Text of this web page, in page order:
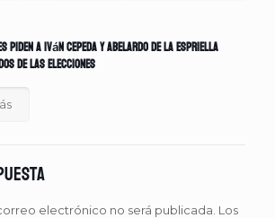
piden a Iván Cepeda y Abelardo de la Espriella
de las elecciones
electrónico no será publicada. Los